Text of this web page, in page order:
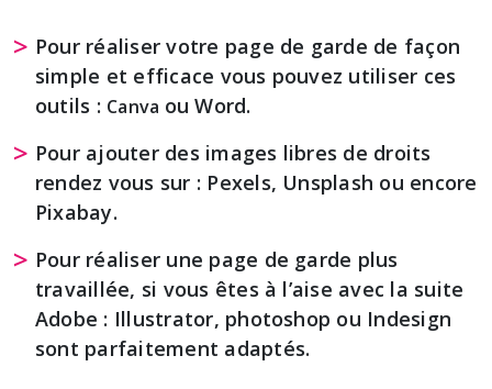
Pour réaliser votre page de garde de façon
simple et efficace vous pouvez utiliser ces
outils : Canva ou Word.
Pour ajouter des images libres de droits
rendez vous sur : Pexels, Unsplash ou encore
Pixabay.
Pour réaliser une page de garde plus
travaillée, si vous êtes à l’aise avec la suite
Adobe : Illustrator, photoshop ou Indesign
sont parfaitement adaptés.